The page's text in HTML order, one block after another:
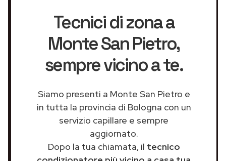
Tecnici di zona a
Monte San Pietro,
sempre vicino a te.
Siamo presenti a Monte San Pietro e
in tutta la provincia di Bologna con un
servizio capillare e sempre
aggiornato.
Dopo la tua chiamata, il tecnico